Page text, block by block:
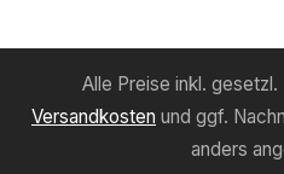
Alle Preise inkl.
Versandkosten und ggf.
anders